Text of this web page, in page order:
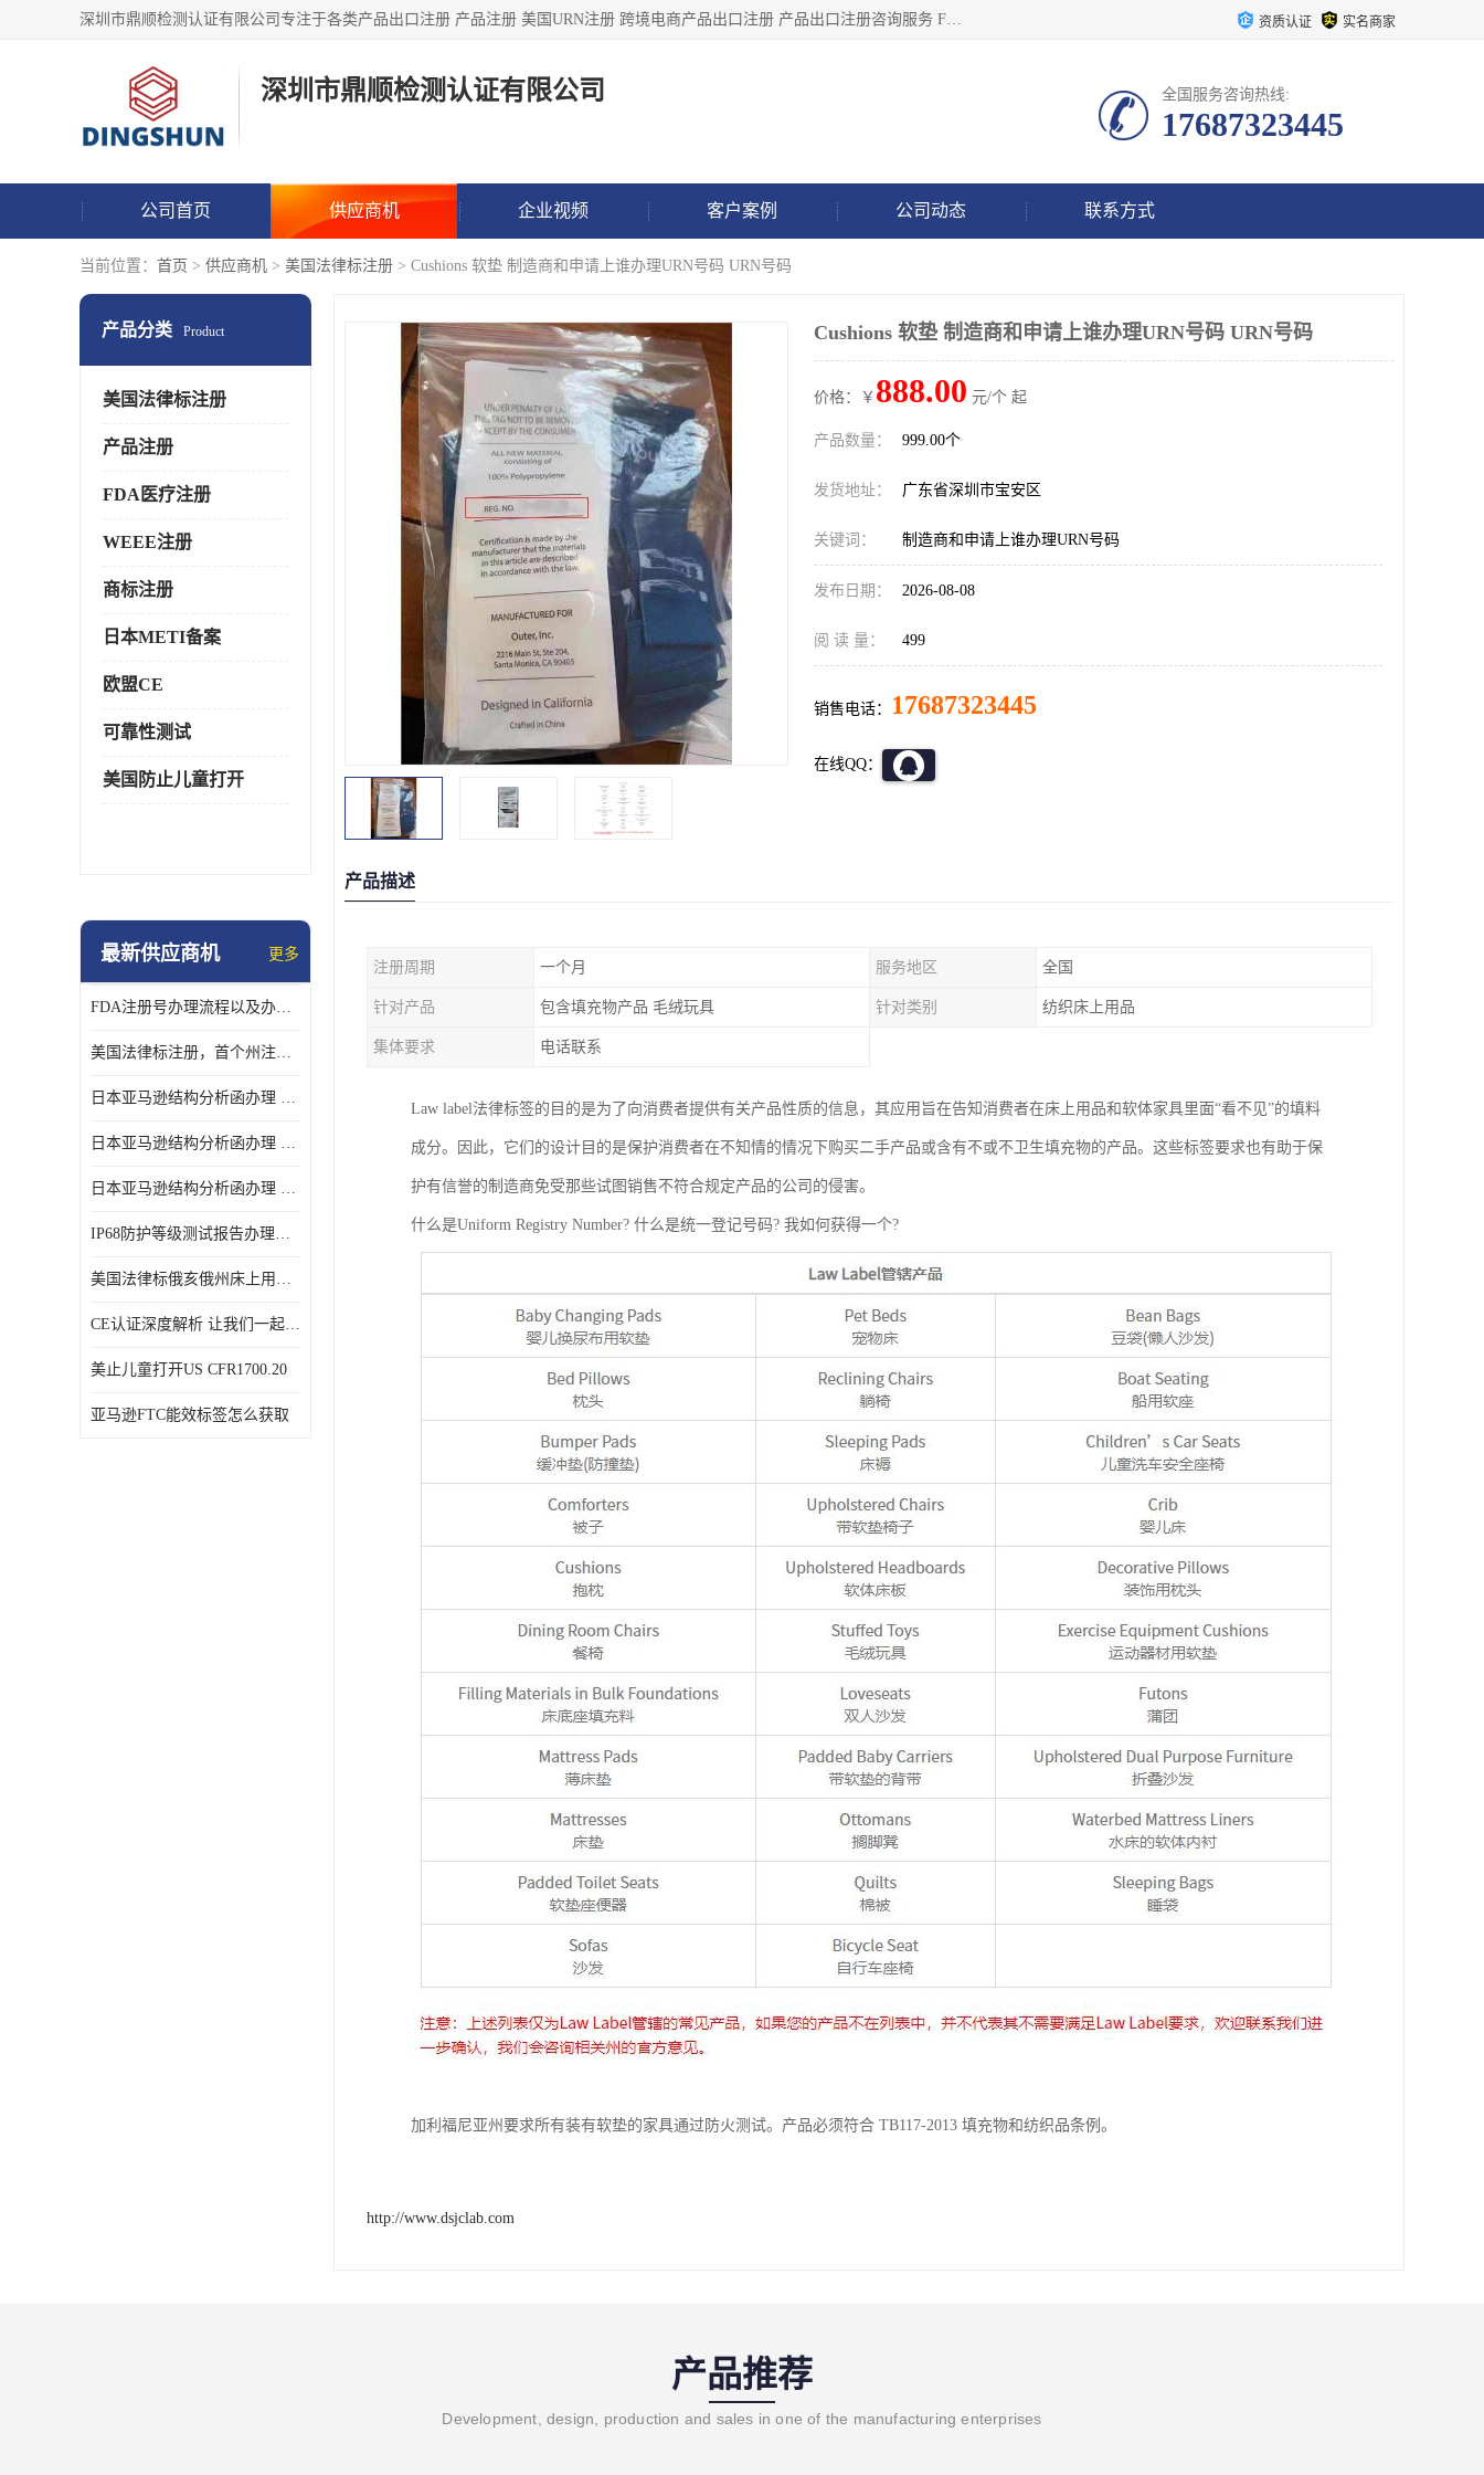
深圳市鼎顺检测认证有限公司专注于各类产品出口注册 产品注册 美国URN注册 跨境电商产品出口注册 产品出口注册咨询服务 FDA食品注册等我们是一家商务服务公司，为客户提供商标注册，本公司实力雄厚，能满足客户多种需求。 资质认证 实名商家
深圳市鼎顺检测认证有限公司 全国服务咨询热线:
17687323445
公司首页 供应商机 企业视频 客户案例 公司动态 联系方式
当前位置： 首页 > 供应商机 > 美国法律标注册 > Cushions 软垫 制造商和申请上谁办理URN号码 URN号码
产品分类 Product
美国法律标注册
产品注册
FDA医疗注册
WEEE注册
商标注册
日本METI备案
欧盟CE
可靠性测试
美国防止儿童打开
最新供应商机 更多
FDA注册号办理流程以及办理周期是多久
美国法律标注册，首个州注册该如何选择
日本亚马逊结构分析函办理 日本亚马逊 电饭煲
日本亚马逊结构分析函办理 日本亚马逊 热水壶等；
日本亚马逊结构分析函办理 日本亚马逊 果汁搅拌机
IP68防护等级测试报告办理标准要求
美国法律标俄亥俄州床上用品许可证讲解！
CE认证深度解析 让我们一起来认识CE认证
美止儿童打开US CFR1700.20
亚马逊FTC能效标签怎么获取
Cushions 软垫 制造商和申请上谁办理URN号码 URN号码
价格：￥ 888.00 元/个 起
产品数量： 999.00个
发货地址： 广东省深圳市宝安区
关键词： 制造商和申请上谁办理URN号码
发布日期： 2026-08-08
阅 读 量： 499
销售电话： 17687323445
在线QQ：
产品描述
注册周期 一个月 服务地区 全国
针对产品 包含填充物产品 毛绒玩具 针对类别 纺织床上用品
集体要求 电话联系
Law label法律标签的目的是为了向消费者提供有关产品性质的信息，其应用旨在告知消费者在床上用品和软体家具里面“看不见”的填料
成分。因此，它们的设计目的是保护消费者在不知情的情况下购买二手产品或含有不或不卫生填充物的产品。这些标签要求也有助于保
护有信誉的制造商免受那些试图销售不符合规定产品的公司的侵害。
什么是Uniform Registry Number? 什么是统一登记号码? 我如何获得一个?
加利福尼亚州要求所有装有软垫的家具通过防火测试。产品必须符合 TB117-2013 填充物和纺织品条例。
http://www.dsjclab.com
产品推荐
Development, design, production and sales in one of the manufacturing enterprises